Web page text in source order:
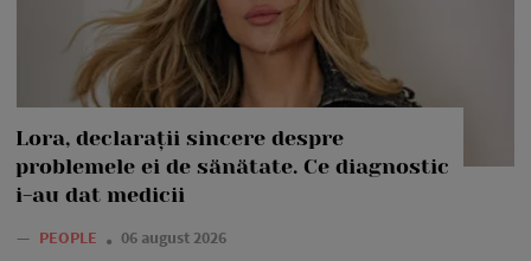
Lora, declarații sincere despre
problemele ei de sănătate. Ce diagnostic
i-au dat medicii
— PEOPLE 06 august 2026